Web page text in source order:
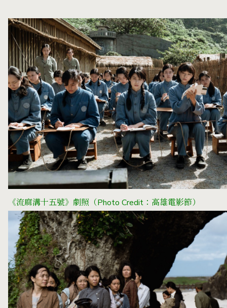
《流麻溝十五號》劇照 （Photo Credit：高雄電影節）